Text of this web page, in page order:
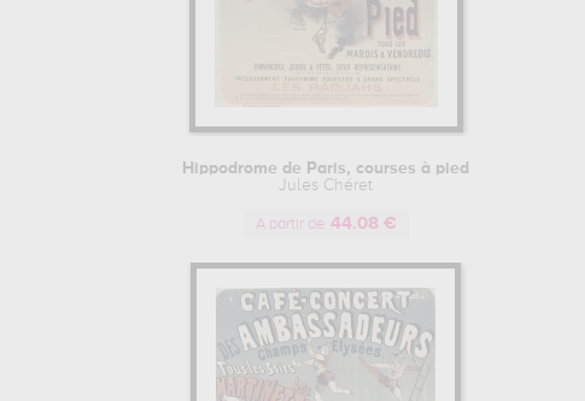
Hippodrome de Paris, courses à pied
Jules Chéret
A partir de 44.08 €